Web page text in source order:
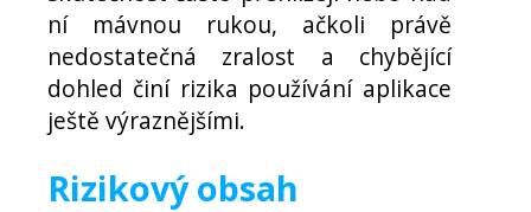
ní mávnou rukou, ačkoli právě
nedostatečná zralost a chybějící
dohled činí rizika používání aplikace
ještě výraznějšími.
Rizikový obsah